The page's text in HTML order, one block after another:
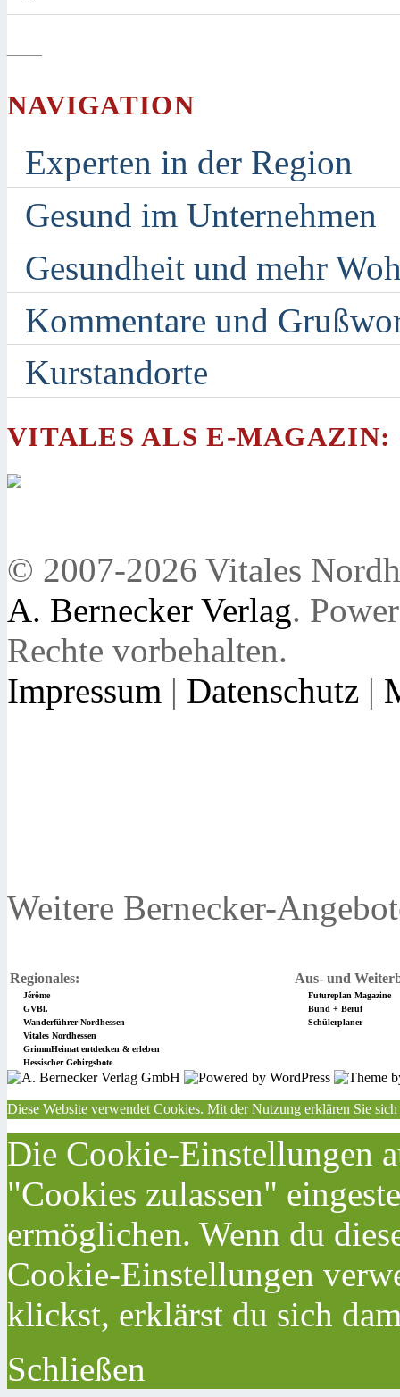
—
NAVIGATION
Experten in der Region
Gesund im Unternehmen
Gesundheit und mehr
Kommentare und
Kurstandorte
VITALES ALS E-MAGAZIN:
© 2007-2026 Vitales
A. Bernecker Verlag.
Rechte vorbehalten.
Impressum | Datenschutz |
Weitere Bernecker-
Regionales: Aus- und
Jérôme
Futureplan Magazine
GVBl.
Bund + Beruf
Wanderführer Nordhessen
Schülerplaner
Vitales Nordhessen
GrimmHeimat entdecken & erleben
Hessischer Gebirgsbote
Diese Website verwendet Cookies. Mit der Nutzung erklären Sie
Die Cookie-Einstellungen
"Cookies zulassen"
ermöglichen. Wenn du
Cookie-Einstellungen
klickst, erklärst du sich
Schließen